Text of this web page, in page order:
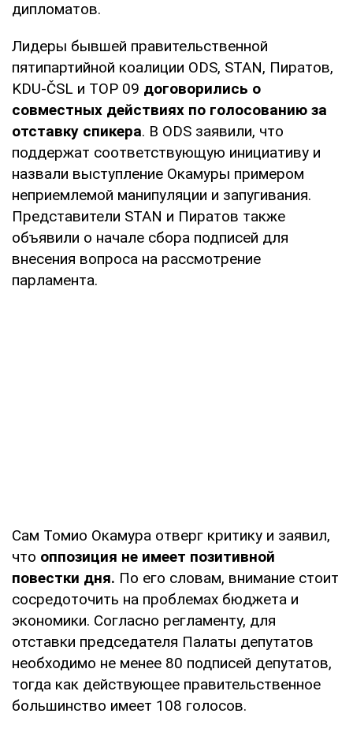
дипломатов.
Лидеры бывшей правительственной
пятипартийной коалиции ODS, STAN, Пиратов,
KDU-ČSL и TOP 09 договорились о
совместных действиях по голосованию за
отставку спикера. В ODS заявили, что
поддержат соответствующую инициативу и
назвали выступление Окамуры примером
неприемлемой манипуляции и запугивания.
Представители STAN и Пиратов также
объявили о начале сбора подписей для
внесения вопроса на рассмотрение
парламента.
Сам Томио Окамура отверг критику и заявил,
что оппозиция не имеет позитивной
повестки дня. По его словам, внимание стоит
сосредоточить на проблемах бюджета и
экономики. Согласно регламенту, для
отставки председателя Палаты депутатов
необходимо не менее 80 подписей депутатов,
тогда как действующее правительственное
большинство имеет 108 голосов.